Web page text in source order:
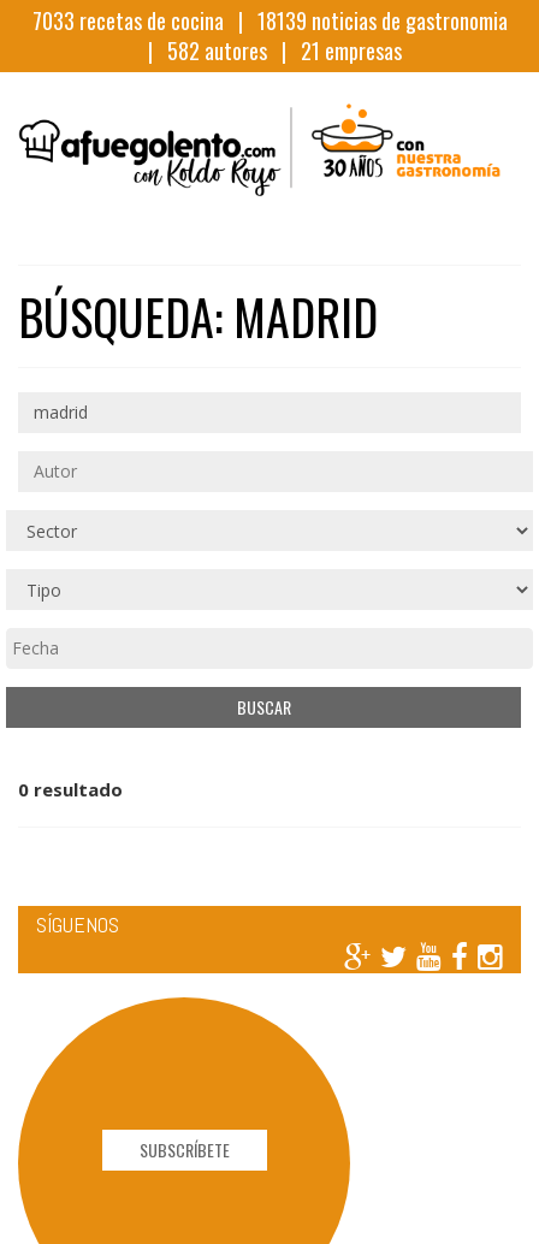
7033 recetas de cocina | 18139 noticias de gastronomia
| 582 autores | 21 empresas
BÚSQUEDA: MADRID
0 resultado
SÍGUENOS
SUBSCRÍBETE